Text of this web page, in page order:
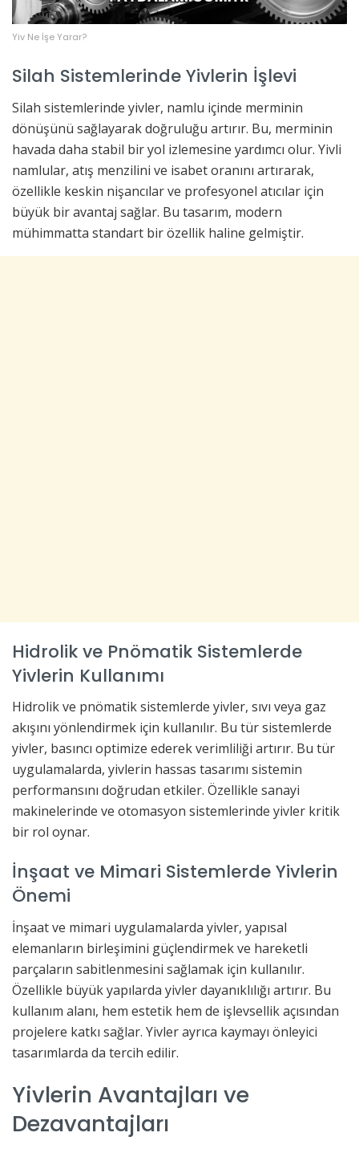
Yiv Ne İşe Yarar?
Silah Sistemlerinde Yivlerin İşlevi
Silah sistemlerinde yivler, namlu içinde merminin
dönüşünü sağlayarak doğruluğu artırır. Bu, merminin
havada daha stabil bir yol izlemesine yardımcı olur. Yivli
namlular, atış menzilini ve isabet oranını artırarak,
özellikle keskin nişancılar ve profesyonel atıcılar için
büyük bir avantaj sağlar. Bu tasarım, modern
mühimmatta standart bir özellik haline gelmiştir.
Hidrolik ve Pnömatik Sistemlerde
Yivlerin Kullanımı
Hidrolik ve pnömatik sistemlerde yivler, sıvı veya gaz
akışını yönlendirmek için kullanılır. Bu tür sistemlerde
yivler, basıncı optimize ederek verimliliği artırır. Bu tür
uygulamalarda, yivlerin hassas tasarımı sistemin
performansını doğrudan etkiler. Özellikle sanayi
makinelerinde ve otomasyon sistemlerinde yivler kritik
bir rol oynar.
İnşaat ve Mimari Sistemlerde Yivlerin
Önemi
İnşaat ve mimari uygulamalarda yivler, yapısal
elemanların birleşimini güçlendirmek ve hareketli
parçaların sabitlenmesini sağlamak için kullanılır.
Özellikle büyük yapılarda yivler dayanıklılığı artırır. Bu
kullanım alanı, hem estetik hem de işlevsellik açısından
projelere katkı sağlar. Yivler ayrıca kaymayı önleyici
tasarımlarda da tercih edilir.
Yivlerin Avantajları ve
Dezavantajları